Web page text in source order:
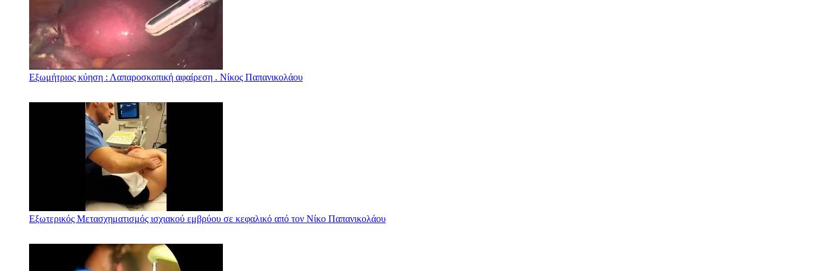
Εξωμήτριος κύηση : Λαπαροσκοπική αφαίρεση . Νίκος Παπανικολάου
Εξωτερικός Μετασχηματισμός ισχιακού εμβρύου σε κεφαλικό από τον Νίκο Παπανικολάου